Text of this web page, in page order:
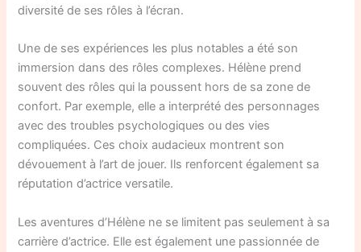
diversité de ses rôles à l’écran.
Une de ses expériences les plus notables a été son
immersion dans des rôles complexes. Hélène prend
souvent des rôles qui la poussent hors de sa zone de
confort. Par exemple, elle a interprété des personnages
avec des troubles psychologiques ou des vies
compliquées. Ces choix audacieux montrent son
dévouement à l’art de jouer. Ils renforcent également sa
réputation d’actrice versatile.
Les aventures d’Hélène ne se limitent pas seulement à sa
carrière d’actrice. Elle est également une passionnée de